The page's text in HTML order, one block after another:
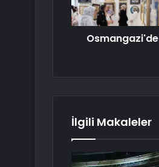
İlgili Makaleler